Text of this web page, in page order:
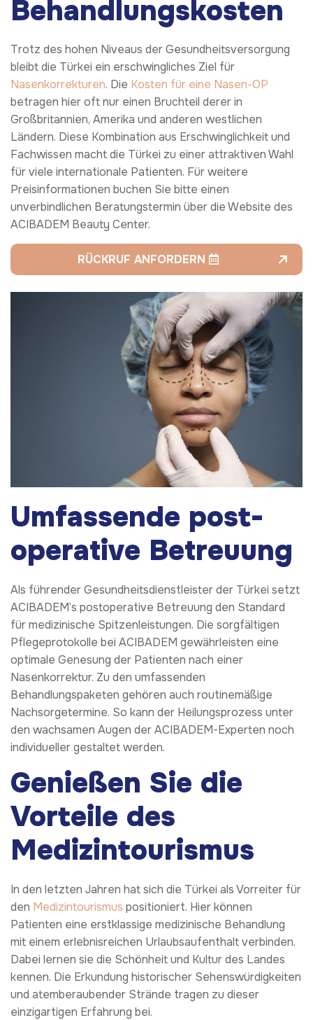
Behandlungskosten
Trotz des hohen Niveaus der Gesundheitsversorgung
bleibt die Türkei ein erschwingliches Ziel für
Nasenkorrekturen. Die Kosten für eine Nasen-OP
betragen hier oft nur einen Bruchteil derer in
Großbritannien, Amerika und anderen westlichen
Ländern. Diese Kombination aus Erschwinglichkeit und
Fachwissen macht die Türkei zu einer attraktiven Wahl
für viele internationale Patienten. Für weitere
Preisinformationen buchen Sie bitte einen
unverbindlichen Beratungstermin über die Website des
ACIBADEM Beauty Center.
RÜCKRUF ANFORDERN
Umfassende post-
operative Betreuung
Als führender Gesundheitsdienstleister der Türkei setzt
ACIBADEM‘s postoperative Betreuung den Standard
für medizinische Spitzenleistungen. Die sorgfältigen
Pflegeprotokolle bei ACIBADEM gewährleisten eine
optimale Genesung der Patienten nach einer
Nasenkorrektur. Zu den umfassenden
Behandlungspaketen gehören auch routinemäßige
Nachsorgetermine. So kann der Heilungsprozess unter
den wachsamen Augen der ACIBADEM-Experten noch
individueller gestaltet werden.
Genießen Sie die
Vorteile des
Medizintourismus
In den letzten Jahren hat sich die Türkei als Vorreiter für
den Medizintourismus positioniert. Hier können
Patienten eine erstklassige medizinische Behandlung
mit einem erlebnisreichen Urlaubsaufenthalt verbinden.
Dabei lernen sie die Schönheit und Kultur des Landes
kennen. Die Erkundung historischer Sehenswürdigkeiten
und atemberaubender Strände tragen zu dieser
einzigartigen Erfahrung bei.